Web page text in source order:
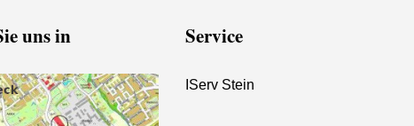
uns in Service
IServ Stein